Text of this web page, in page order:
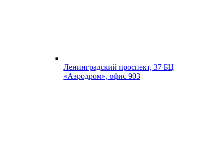
Ленинградский проспект, 37 БЦ
«Аэродром», офис 903